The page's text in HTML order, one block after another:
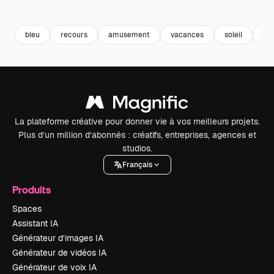
bleu recours amusement vacances soleil
La plateforme créative pour donner vie à vos meilleurs projets.
Plus d’un million d’abonnés : créatifs, entreprises, agences et
studios.
Français
Produits
Spaces
Assistant IA
Générateur d’images IA
Générateur de vidéos IA
Générateur de voix IA